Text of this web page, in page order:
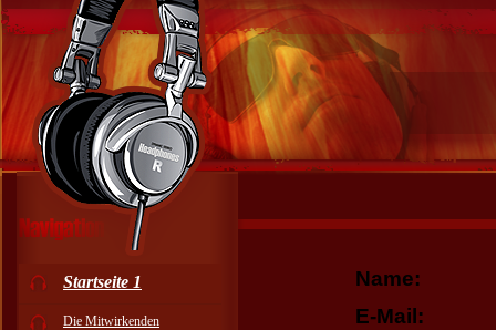
Startseite 1
Die Mitwirkenden
Name:
E-Mail: